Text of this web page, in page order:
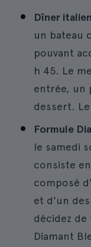
Dîner italien
un bateau
pouvant
h 45. Le
entrée, un
dessert.
Formule
le samedi
consiste
composé
et d'un
décidez de
Diamant